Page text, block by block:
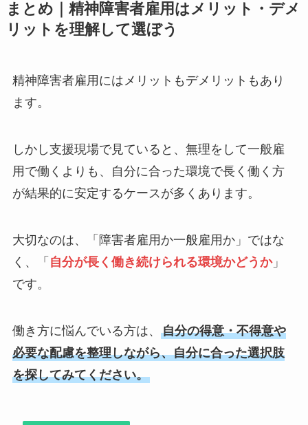
まとめ｜精神障害者雇用はメリット・デメ
リットを理解して選ぼう
精神障害者雇用にはメリットもデメリットもあり
ます。
しかし支援現場で見ていると、無理をして一般雇
用で働くよりも、自分に合った環境で長く働く方
が結果的に安定するケースが多くあります。
大切なのは、「障害者雇用か一般雇用か」ではな
く、「 自分が長く働き続けられる環境かどうか」
です。
働き方に悩んでいる方は、 自分の得意・不得意や
必要な配慮を整理しながら、自分に合った選択肢
を探してみてください。